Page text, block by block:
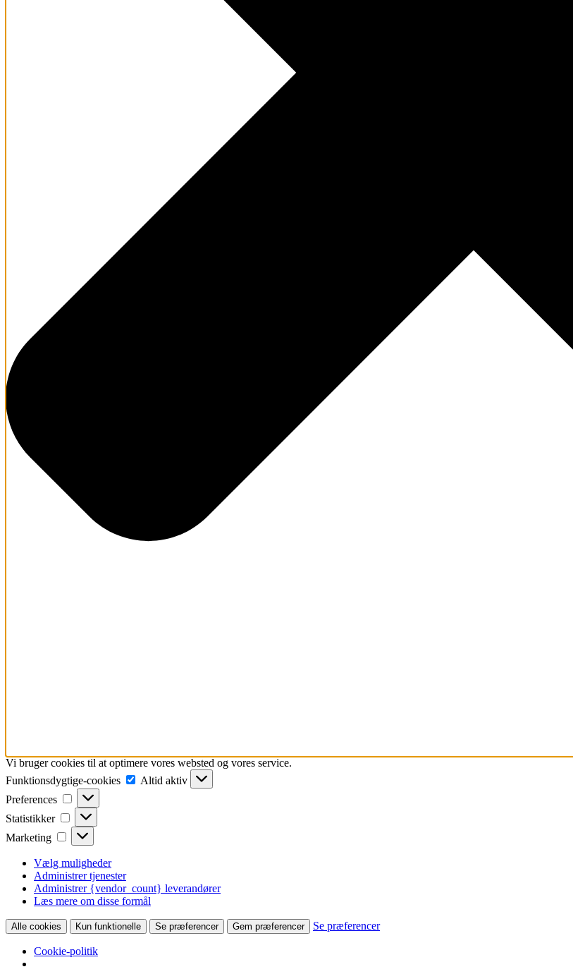
Vi bruger cookies til at optimere vores websted og vores service.
Funktionsdygtige-cookies
Funktionsdygtige-
cookies
Altid aktiv
Preferences
Preferences
Statistikker Statistikker
Marketing Marketing
Vælg muligheder
Administrer tjenester
Administrer {vendor_count} leverandører
Læs mere om disse formål
Alle cookies Kun funktionelle Se præferencer Gem præferencer Se præferencer
Cookie-politik